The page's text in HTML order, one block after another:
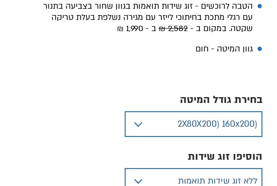
הטבה לרוכשים - זוג שידות תואמות בגוון שחור בצביעה בתנור
עם רגלי מתכת בחיתוכי לייזר עם מגירה נשלפת בעלת טריקה
שקטה. במקום ב - 2,582 ₪
ב - 1,990 ₪
גוון המיטה - חום
בחירת גודל המיטה
הוסיפו זוג שידות